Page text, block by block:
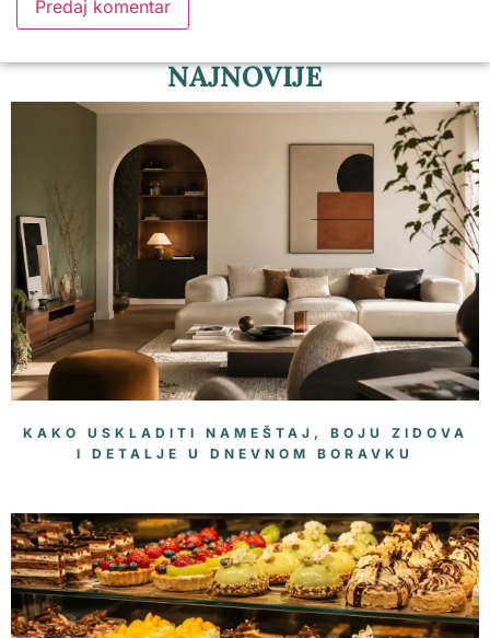
NAJNOVIJE
KAKO USKLADITI NAMEŠTAJ, BOJU ZIDOVA
I DETALJE U DNEVNOM BORAVKU